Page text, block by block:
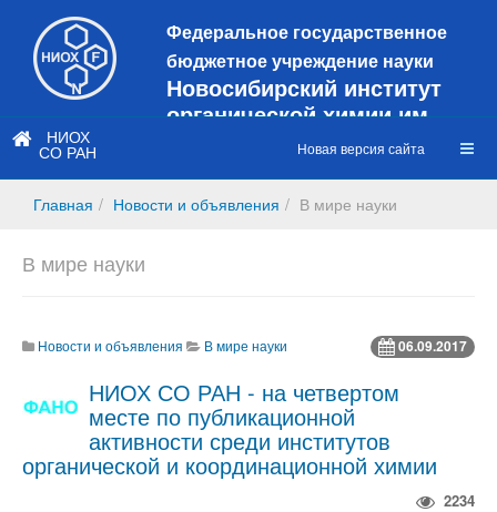
Федеральное государственное
бюджетное учреждение науки
Новосибирский институт
органической химии им.
Н.Н. Ворожцова
сайт
НИОХ
СО РАН Новая версия сайта
Главная Новости и объявления В мире науки
В мире науки
06.09.2017
Новости и объявления В мире науки
НИОХ СО РАН - на четвертом
месте по публикационной
активности среди институтов
органической и координационной химии
2234